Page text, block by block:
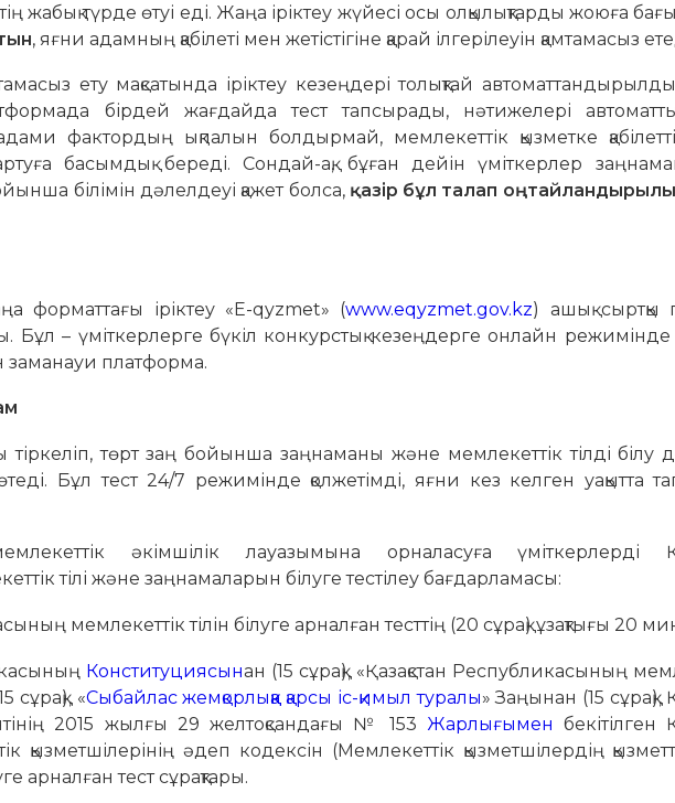
жабық түрде өтуі еді. Жаңа іріктеу жүйесі осы олқылықтарды жоюға
, яғни адамның қабілеті мен жетістігіне қарай ілгерілеуін қамтамасыз
ету мақсатында іріктеу кезеңдері толықтай
бірдей жағдайда тест тапсырады, нәтижелері
фактордың ықпалын болдырмай, мемлекеттік қызметке қабілетті,
басымдық береді. Сондай-ақ, бұған дейін үміткерлер
білімін дәлелдеуі қажет болса, қазір бұл талап
форматтағы іріктеу «Е-qyzmet» (www.eqyzmet.gov.kz) ашық сыртқы
Бұл – үміткерлерге бүкіл конкурстық кезеңдерге онлайн режимінде
заманауи платформа.
тіркеліп, төрт заң бойынша заңнаманы және мемлекеттік тілді білу
Бұл тест 24/7 режимінде қолжетімді, яғни кез келген уақытта
әкімшілік лауазымына орналасуға үміткерлерді
тілі және заңнамаларын білуге тестілеу бағдарламасы:
мемлекеттік тілін білуге арналған тесттің (20 сұрақ) ұзақтығы 20
Конституциясынан (15 сұрақ), «Қазақстан Республикасының
сұрақ), «Сыбайлас жемқорлыққа қарсы іс-қимыл туралы» Заңынан (15 сұрақ),
2015 жылғы 29 желтоқсандағы № 153 Жарлығымен бекітілген
қызметшілерінің әдеп кодексін (Мемлекеттік қызметшілердің
арналған тест сұрақтары.